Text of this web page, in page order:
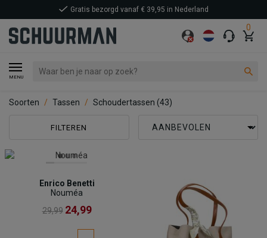
0
MENU
Gratis bezorgd vanaf € 39,95 in Nederland
Soorten Tassen Schoudertassen (43)
FILTEREN
Enrico Benetti
Nouméa
29,99 24,99